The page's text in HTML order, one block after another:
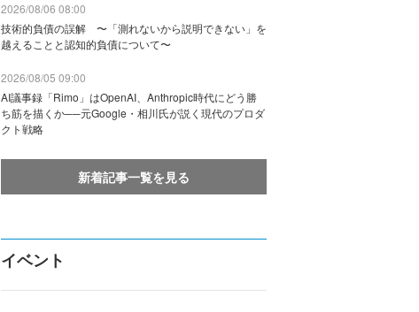
2026/08/06 08:00
技術的負債の誤解 〜「測れないから説明できない」を
越えることと認知的負債について〜
2026/08/05 09:00
AI議事録「Rimo」はOpenAI、Anthropic時代にどう勝
ち筋を描くか──元Google・相川氏が説く現代のプロダ
クト戦略
新着記事一覧を見る
イベント